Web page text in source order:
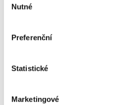
souhlasu
Nutné
Preferenční
Statistické
Marketingové
Dokumenty ke stažení
2022-48